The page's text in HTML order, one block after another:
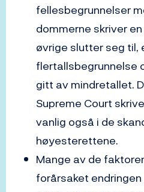
fellesbegrunnelser
dommerne skriver
øvrige slutter seg til,
flertallsbegrunnelse
gitt av mindretallet.
Supreme Court
vanlig også i de
høyesterettene.
Mange av de
forårsaket